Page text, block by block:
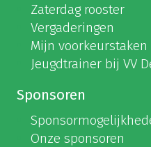
Zaterdag rooster
Vergaderingen
Mijn voorkeurstaken
Jeugdtrainer bij VV
Sponsoren
Onze sponsoren